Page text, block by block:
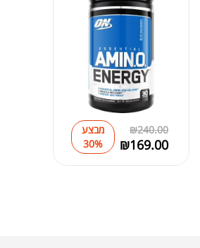
₪240.00
₪169.00
מבצע
30%